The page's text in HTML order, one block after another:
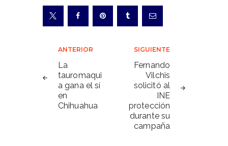
Navegación
de
entradas
ANTERIOR
La
tauromaqui
a gana el sí
en
Chihuahua
SIGUIENTE
Fernando
Vilchis
solicitó al
INE
protección
durante su
campaña